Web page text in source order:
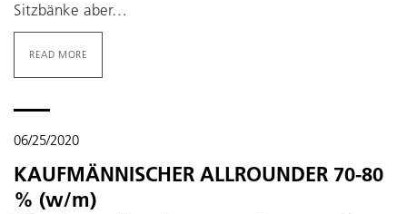
Sitzbänke aber…
READ MORE
06/25/2020
KAUFMÄNNISCHER ALLROUNDER 70-80
% (w/m)